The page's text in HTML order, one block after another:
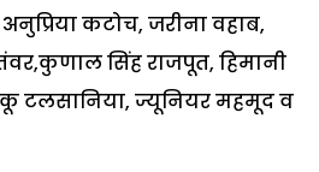
कटोच, जरीना वहाब,
सिंह राजपूत, हिमानी
टलसानिया, ज्यूनियर महमूद व